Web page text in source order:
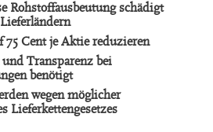
Rohstoffausbeutung schädigt
75 Cent je Aktie reduzieren
Transparenz bei
benötigt
wegen möglicher
Lieferkettengesetzes